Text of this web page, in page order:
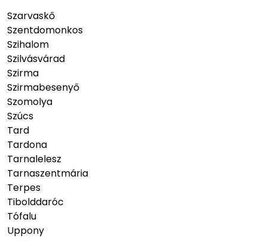
Szarvaskő
Szentdomonkos
Szihalom
Szilvásvárad
Szirma
Szirmabesenyő
Szomolya
Szúcs
Tard
Tardona
Tarnalelesz
Tarnaszentmária
Terpes
Tibolddaróc
Tófalu
Uppony